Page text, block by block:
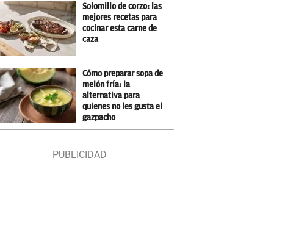
Solomillo de corzo: las
mejores recetas para
cocinar esta carne de
caza
Cómo preparar sopa de
melón fría: la
alternativa para
quienes no les gusta el
gazpacho